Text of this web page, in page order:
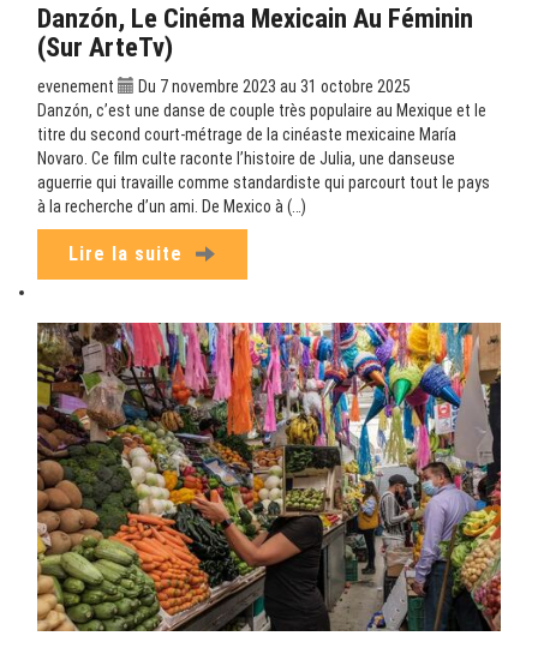
Danzón, Le Cinéma Mexicain Au Féminin
(sur ArteTv)
evenement
Du 7 novembre 2023 au 31 octobre 2025
Danzón, c’est une danse de couple très populaire au Mexique et le
titre du second court-métrage de la cinéaste mexicaine María
Novaro. Ce film culte raconte l’histoire de Julia, une danseuse
aguerrie qui travaille comme standardiste qui parcourt tout le pays
à la recherche d’un ami. De Mexico à (…)
Lire la suite